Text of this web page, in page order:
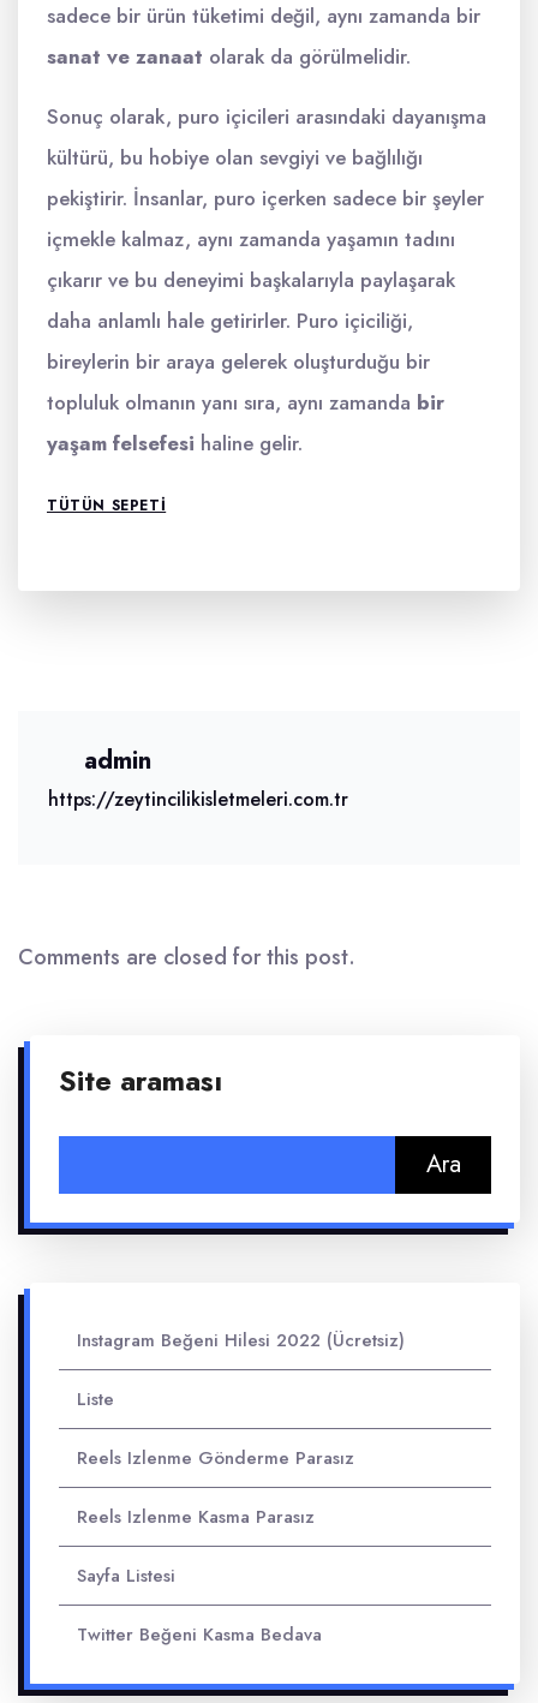
sadece bir ürün tüketimi değil, aynı zamanda bir
sanat ve zanaat olarak da görülmelidir.
Sonuç olarak, puro içicileri arasındaki dayanışma
kültürü, bu hobiye olan sevgiyi ve bağlılığı
pekiştirir. İnsanlar, puro içerken sadece bir şeyler
içmekle kalmaz, aynı zamanda yaşamın tadını
çıkarır ve bu deneyimi başkalarıyla paylaşarak
daha anlamlı hale getirirler. Puro içiciliği,
bireylerin bir araya gelerek oluşturduğu bir
topluluk olmanın yanı sıra, aynı zamanda bir
yaşam felsefesi haline gelir.
TÜTÜN SEPETI
admin
https://zeytincilikisletmeleri.com.tr
Comments are closed for this post.
Site araması
Instagram Beğeni Hilesi 2022 (Ücretsiz)
Liste
Reels Izlenme Gönderme Parasız
Reels Izlenme Kasma Parasız
Sayfa Listesi
Twitter Beğeni Kasma Bedava